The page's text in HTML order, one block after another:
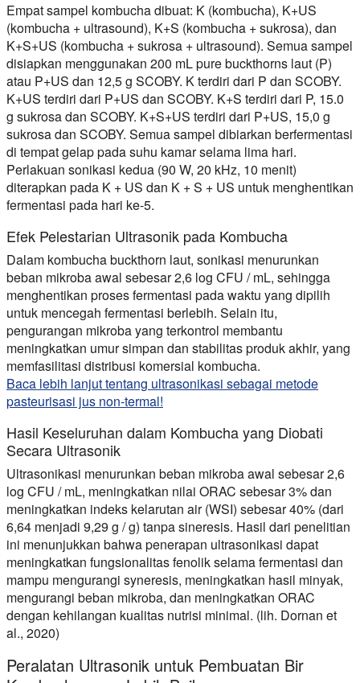
Empat sampel kombucha dibuat: K (kombucha), K+US
(kombucha + ultrasound), K+S (kombucha + sukrosa), dan
K+S+US (kombucha + sukrosa + ultrasound). Semua sampel
disiapkan menggunakan 200 mL pure buckthorns laut (P)
atau P+US dan 12,5 g SCOBY. K terdiri dari P dan SCOBY.
K+US terdiri dari P+US dan SCOBY. K+S terdiri dari P, 15.0
g sukrosa dan SCOBY. K+S+US terdiri dari P+US, 15,0 g
sukrosa dan SCOBY. Semua sampel dibiarkan berfermentasi
di tempat gelap pada suhu kamar selama lima hari.
Perlakuan sonikasi kedua (90 W, 20 kHz, 10 menit)
diterapkan pada K + US dan K + S + US untuk menghentikan
fermentasi pada hari ke-5.
Efek Pelestarian Ultrasonik pada Kombucha
Dalam kombucha buckthorn laut, sonikasi menurunkan
beban mikroba awal sebesar 2,6 log CFU / mL, sehingga
menghentikan proses fermentasi pada waktu yang dipilih
untuk mencegah fermentasi berlebih. Selain itu,
pengurangan mikroba yang terkontrol membantu
meningkatkan umur simpan dan stabilitas produk akhir, yang
memfasilitasi distribusi komersial kombucha.
Baca lebih lanjut tentang ultrasonikasi sebagai metode
pasteurisasi jus non-termal!
Hasil Keseluruhan dalam Kombucha yang Diobati
Secara Ultrasonik
Ultrasonikasi menurunkan beban mikroba awal sebesar 2,6
log CFU / mL, meningkatkan nilai ORAC sebesar 3% dan
meningkatkan indeks kelarutan air (WSI) sebesar 40% (dari
6,64 menjadi 9,29 g / g) tanpa sineresis. Hasil dari penelitian
ini menunjukkan bahwa penerapan ultrasonikasi dapat
meningkatkan fungsionalitas fenolik selama fermentasi dan
mampu mengurangi syneresis, meningkatkan hasil minyak,
mengurangi beban mikroba, dan meningkatkan ORAC
dengan kehilangan kualitas nutrisi minimal. (lih. Dornan et
al., 2020)
Peralatan Ultrasonik untuk Pembuatan Bir